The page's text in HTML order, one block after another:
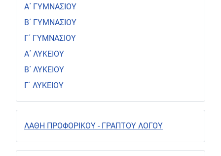
Α΄ ΓΥΜΝΑΣΙΟΥ
Β΄ ΓΥΜΝΑΣΙΟΥ
Γ΄ ΓΥΜΝΑΣΙΟΥ
Α΄ ΛΥΚΕΙΟΥ
Β΄ ΛΥΚΕΙΟΥ
Γ΄ ΛΥΚΕΙΟΥ
ΛΑΘΗ ΠΡΟΦΟΡΙΚΟΥ - ΓΡΑΠΤΟΥ ΛΟΓΟΥ